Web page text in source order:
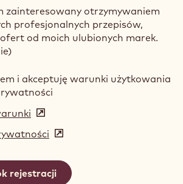
zainteresowany otrzymywaniem
profesjonalnych przepisów,
od moich ulubionych marek.
i akceptuję warunki użytkowania
(opens
a
window)
(opens
a
new